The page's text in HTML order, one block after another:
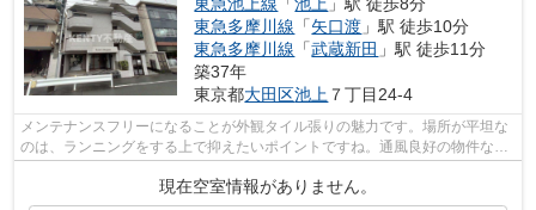
東急多摩川線 「矢口渡 」駅 徒歩10分
東急多摩川線 「武蔵新田 」駅 徒歩11分
築37年
東京都大田区池上 ７丁目24-4
メンテナンスフリーになることが外観タイル張りの魅力です。場所が平坦な
のは、ランニングをする上で抑えたいポイントですね。通風良好の物件なの
でいつでも新鮮な空気を味わえます。...
現在空室情報がありません。